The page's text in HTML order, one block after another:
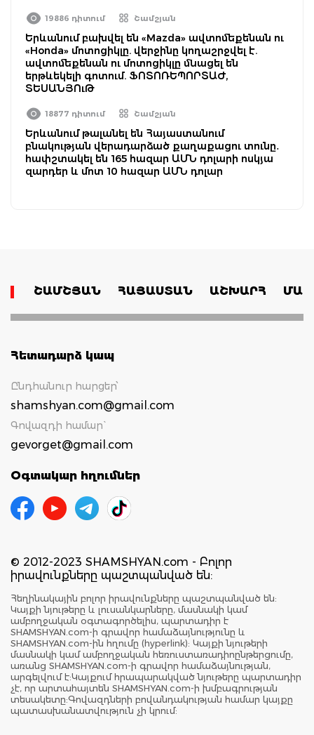
19886 դիտում Շամշյան
Երևանում բախվել են «Mazda» ավտոմեքենան ու
«Honda» մոտոցիկլը. վերջինը կողաշրջվել է.
ավտոմեքենան ու մոտոցիկլը մնացել են
երթևեկելի գոտում. ՖՈՏՈՌԵՊՈՐՏԱԺ,
ՏԵՍԱՆՅՈւԹ
18877 դիտում Շամշյան
Երևանում թալանել են Հայաստանում
բնակության վերադարձած քաղաքացու տունը․
հափշտակել են 165 հազար ԱՄՆ դոլարի ոսկյա
զարդեր և մոտ 10 հազար ԱՄՆ դոլար
ՇԱՄՇՅԱՆ ՀԱՅԱՍՏԱՆ ԱՇԽԱՐՀ
Հետադարձ կապ
Ընդհանուր հարցեր՝
shamshyan.com@gmail.com
Գովազդի համար`
gevorget@gmail.com
Օգտակար հղումներ
© 2012-2023 SHAMSHYAN.com - Բոլոր
իրավունքները պաշտպանված են:
Հեղինակային բոլոր իրավունքները պաշտպանված են:
Կայքի նյութերը և լուսանկարները, մասնակի կամ
ամբողջական օգտագործելիս, պարտադիր է
SHAMSHYAN.com-ի գրավոր համաձայնությունը և
SHAMSHYAN.com-ին հղումը (hyperlink): Կայքի նյութերի
մասնակի կամ ամբողջական հեռուստառադիոընթերցումը,
առանց SHAMSHYAN.com-ի գրավոր համաձայնության,
արգելվում է:Կայքում հրապարակված նյութերը պարտադիր
չէ, որ արտահայտեն SHAMSHYAN.com-ի խմբագրության
տեսակետը:Գովազդների բովանդակության համար կայքը
պատասխանատվություն չի կրում: